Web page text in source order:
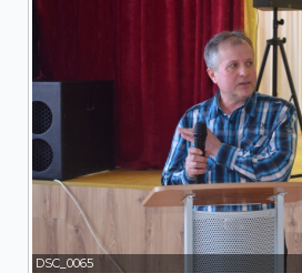
DSC_0065